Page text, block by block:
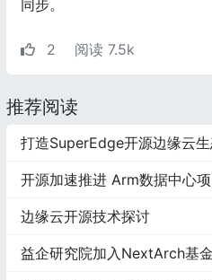
同步。
2 阅读 7.5k
推荐阅读
打造SuperEdge开源边缘云
开源加速推进 Arm数据中心项
边缘云开源技术探讨
益企研究院加入NextArch基